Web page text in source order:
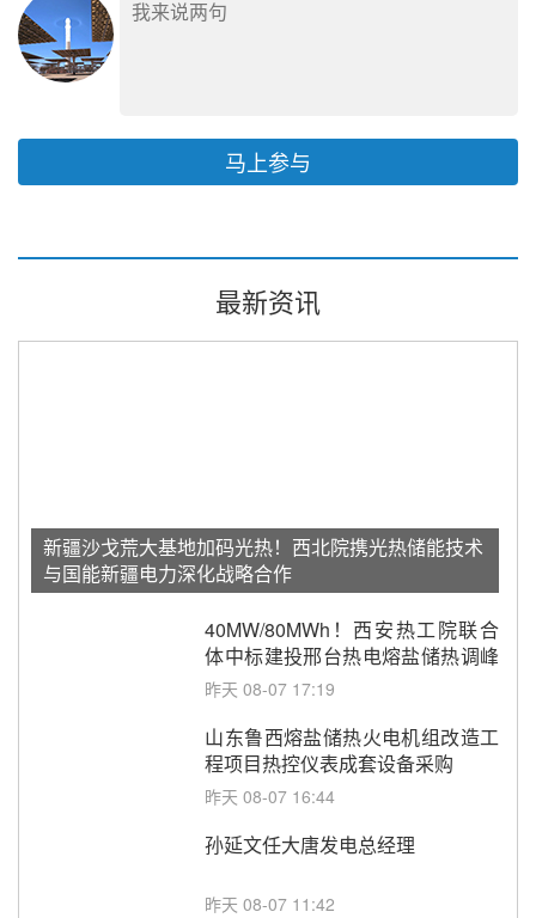
马上参与
最新资讯
新疆沙戈荒大基地加码光热！西北院携光热储能技术
与国能新疆电力深化战略合作
40MW/80MWh！西安热工院联合
体中标建投邢台热电熔盐储热调峰
调频改造EPC项目
昨天 08-07 17:19
山东鲁西熔盐储热火电机组改造工
程项目热控仪表成套设备采购
昨天 08-07 16:44
孙延文任大唐发电总经理
昨天 08-07 11:42